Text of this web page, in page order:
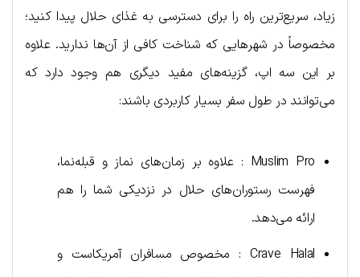
زیاد، سریع‌ترین راه را برای دسترسی به غذای حلال پیدا کنید؛
مخصوصاً در شهرهایی که شناخت کافی از آن‌ها ندارید. علاوه
بر این سه اپ، گزینه‌های مفید دیگری هم وجود دارد که
می‌توانند در طول سفر بسیار کاربردی باشند:
Muslim Pro : علاوه بر زمان‌های نماز و قبله‌نما،
فهرست رستوران‌های حلال در نزدیکی شما را هم
ارائه می‌دهد.
Crave Halal : مخصوص مسافران آمریکاست و